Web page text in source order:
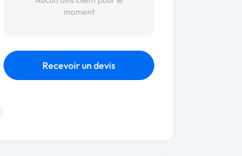
moment
Recevoir un devis